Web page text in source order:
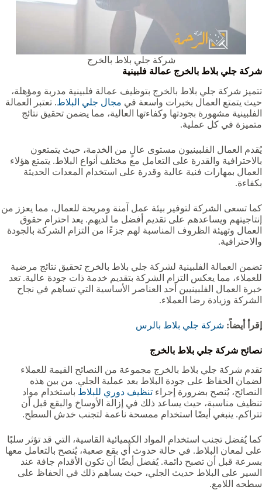
شركة جلي بلاط بالخرج
شركة جلي بلاط بالخرج عمالة فلبينية
تتميز شركة جلي بلاط بالخرج بتوظيف عمالة فلبينية مدربة ومؤهلة،
حيث يتمتع العمال بخبرات واسعة في مجال جلي البلاط. تعتبر العمالة
الفلبينية مشهورة بجودتها وكفاءتها العالية، مما يضمن تحقيق نتائج
متميزة في كل عملية.
يُقدم العمال الفلبينيون مستوى عالٍ من الخدمة، حيث يتمتعون
بالاحترافية والقدرة على التعامل مع مختلف أنواع البلاط. يتمتع هؤلاء
العمال بمهارات فنية عالية وقدرة على استخدام المعدات الحديثة
بكفاءة.
كما تسعى الشركة لتوفير بيئة عمل آمنة ومريحة للعمال، مما يعزز من
إنتاجيتهم ويساعدهم على تقديم أفضل ما لديهم. يعد احترام حقوق
العمال وتهيئة الظروف المناسبة لهم جزءًا من التزام الشركة بالجودة
والاحترافية.
تضمن العمالة الفلبينية لشركة جلي بلاط بالخرج تحقيق نتائج مرضية
للعملاء، مما يعكس التزام الشركة بتقديم خدمة ذات جودة عالية. تعد
خبرة العمال الفلبينيين أحد العناصر الأساسية التي تساهم في نجاح
الشركة وزيادة رضا العملاء.
إقرأ أيضاً: شركة جلي بلاط بالرس
نصائح شركة جلي بلاط بالخرج
تقدم شركة جلي بلاط بالخرج مجموعة من النصائح القيمة للعملاء
لضمان الحفاظ على جودة البلاط بعد عملية الجلي. من بين هذه
النصائح، يُنصح بضرورة إجراء تنظيف دوري للبلاط باستخدام مواد
تنظيف مناسبة، حيث يساعد ذلك في إزالة الأوساخ والبقع قبل أن
تتراكم. ينبغي أيضًا استخدام ممسحة ناعمة لتجنب خدش السطح.
كما يُفضل تجنب استخدام المواد الكيميائية القاسية، التي قد تؤثر سلبًا
على لمعان البلاط. في حالة حدوث أي بقع صعبة، يُنصح بالتعامل معها
بسرعة قبل أن تصبح دائمة. يُفضل أيضًا أن تكون الأقدام جافة عند
السير على البلاط حديث الجلي، حيث يساهم ذلك في الحفاظ على
سطحه اللامع.